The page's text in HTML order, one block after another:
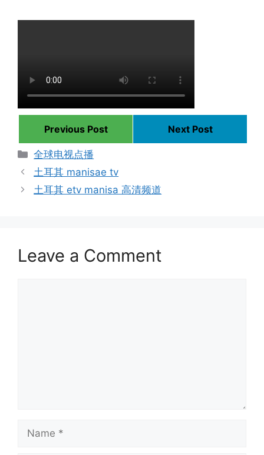
Previous Post
Next Post
Categories
全球电视点播
土耳其 manisae tv
土耳其 etv manisa 高清频道
Leave a Comment